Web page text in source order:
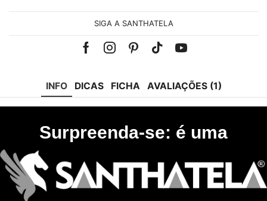
SIGA A SANTHATELA
FacebookInstagramPinterest
Tik-Youtube
INFO DICAS FICHA AVALIAÇÕES (1)
Surpreenda-se: é uma